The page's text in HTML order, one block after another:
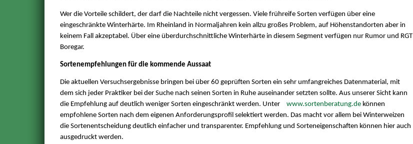
Wer die Vorteile schildert, der darf die Nachteile nicht vergessen. Viele frühreife Sorten verfügen über eine
eingeschränkte Winterhärte. Im Rheinland in Normaljahren kein allzu großes Problem, auf Höhenstandorten aber in
keinem Fall akzeptabel. Über eine überdurchschnittliche Winterhärte in diesem Segment verfügen nur Rumor und RGT
Boregar.
Sortenempfehlungen für die kommende Aussaat
Die aktuellen Versuchsergebnisse bringen bei über 60 geprüften Sorten ein sehr umfangreiches Datenmaterial, mit
dem sich jeder Praktiker bei der Suche nach seinen Sorten in Ruhe auseinander setzten sollte. Aus unserer Sicht kann
die Empfehlung auf deutlich weniger Sorten eingeschränkt werden. Unter
www.sortenberatung.de können
empfohlene Sorten nach dem eigenen Anforderungsprofil selektiert werden. Das macht vor allem bei Winterweizen
die Sortenentscheidung deutlich einfacher und transparenter. Empfehlung und Sorteneigenschaften können hier auch
ausgedruckt werden.